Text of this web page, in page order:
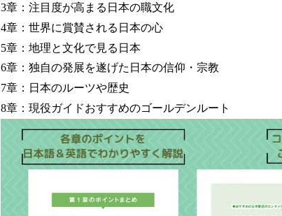
3章：注目度が高まる日本の職文化
4章：世界に賞賛される日本の心
5章：地理と文化で見る日本
6章：独自の発展を遂げた日本の信仰・宗教
7章：日本のルーツや歴史
8章：現役ガイドおすすめのゴールデンルート